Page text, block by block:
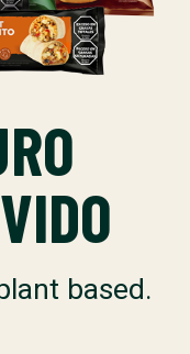
based.